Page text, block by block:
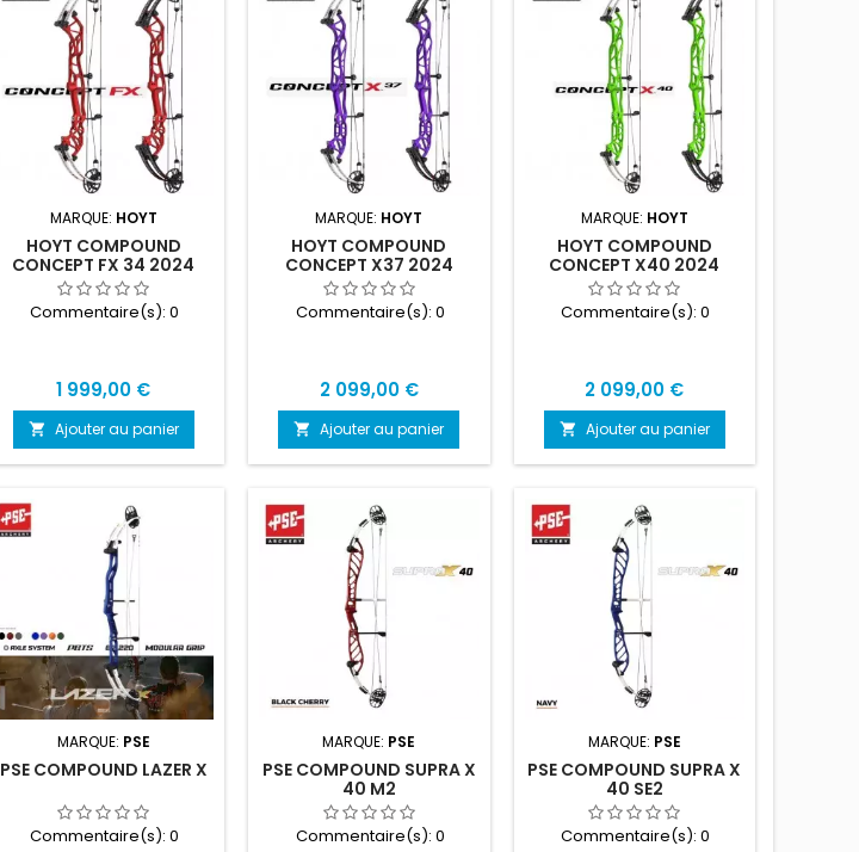
MARQUE: HOYT
HOYT COMPOUND
CONCEPT FX 34 2024
Commentaire(s):0
Prix
1 999,00 €
 Ajouter au panier
MARQUE: HOYT
HOYT COMPOUND
CONCEPT X37 2024
Commentaire(s): 0
Prix
2 099,00 €
 Ajouter au panier
MARQUE: HOYT
HOYT COMPOUND
CONCEPT X40 2024
Commentaire(s):0
Prix
2 099,00 €
 Ajouter au panier
MARQUE: PSE
PSE COMPOUND LAZER X
Commentaire(s):0
MARQUE: PSE
PSE COMPOUND SUPRA X
40 M2
Commentaire(s): 0
MARQUE: PSE
PSE COMPOUND SUPRA X
40 SE2
Commentaire(s):0